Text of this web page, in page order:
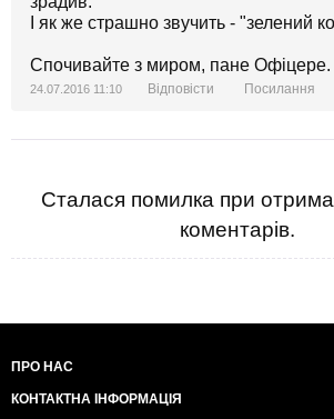
І як же страшно звучить - "зелений
Спочивайте з миром, пане Офіцере.
24.07.2016 11:10 Відповісти Посилання
Сталася помилка при
коментарів.
ПРО НАС
КОНТАКТНА ІНФОРМАЦІЯ